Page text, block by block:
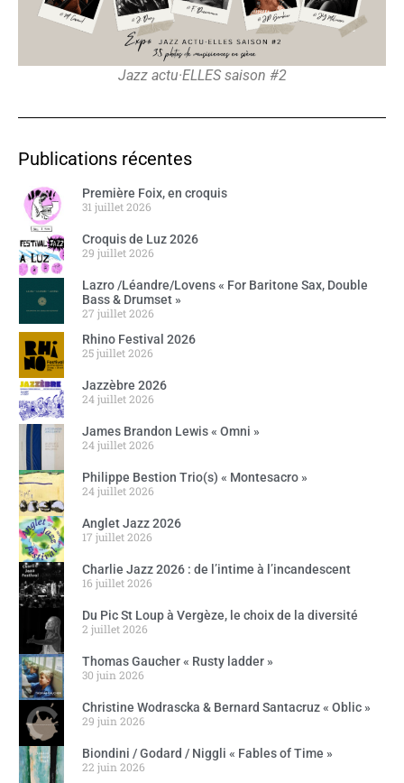
Jazz actu·ELLES saison #2
Publications récentes
Première Foix, en croquis
31 juillet 2026
Croquis de Luz 2026
29 juillet 2026
Lazro /Léandre/Lovens « For Baritone Sax, Double
Bass & Drumset »
27 juillet 2026
Rhino Festival 2026
25 juillet 2026
Jazzèbre 2026
24 juillet 2026
James Brandon Lewis « Omni »
24 juillet 2026
Philippe Bestion Trio(s) « Montesacro »
24 juillet 2026
Anglet Jazz 2026
17 juillet 2026
Charlie Jazz 2026 : de l’intime à l’incandescent
16 juillet 2026
Du Pic St Loup à Vergèze, le choix de la diversité
2 juillet 2026
Thomas Gaucher « Rusty ladder »
30 juin 2026
Christine Wodrascka & Bernard Santacruz « Oblic »
29 juin 2026
Biondini / Godard / Niggli « Fables of Time »
22 juin 2026